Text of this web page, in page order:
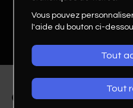
Vous pouvez
l'aide du bouton ci-
Tout
Tout